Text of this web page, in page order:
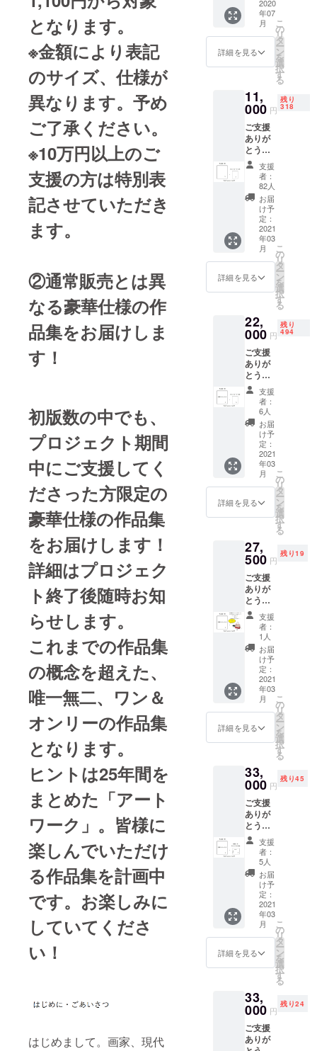
となります。
※金額により表記
のサイズ、仕様が
異なります。予め
ご了承ください。
※10万円以上のご
支援の方は特別表
記させていただき
ます。
②通常販売とは異
なる豪華仕様の作
品集をお届けしま
す！
初版数の中でも、
プロジェクト期間
中にご支援してく
ださった方限定の
豪華仕様の作品集
をお届けします！
詳細はプロジェク
ト終了後随時お知
らせします。
これまでの作品集
の概念を超えた、
唯一無二、ワン＆
オンリーの作品集
となります。
ヒントは25年間を
まとめた「アート
ワーク」。皆様に
楽しんでいただけ
る作品集を計画中
です。お楽しみに
していてくださ
い！
はじめまして。画家、現代
プロジェク
ト」により
原画作品が3
年の期間に
作品が購入
される。
2014年、ひ
よこ本舗100
周年記念と
して新しく
誕生したブ
ランド
DAMOUR」
の全パッ
ケージのデ
ザインの元
となる
トに抜擢。
2015年、言
葉とゲシュ
タルト崩壊
をテーマに
した「New
Language,
Communicati
on」を発
表。
初の作品集
「New
Communicati
on（Wooly
Arts）」を出
2017年、初
ニューヨー
クブルック
リンでの展
示「wooly in
メイン作家
同年、福岡
六本松蔦屋
書店のグラ
ンドオープ
ン記念とし
てのアー
ティストと
して抜擢、
個展「THE
VERY END
OF DAWN」
を開催。
展示のたび
なコンセプ
トやステイ
トメントを
展開させて
す。
1セット
にして
お贈り
させて
いただ
きま
す。 田
の絵が
ポスト
カード
になっ
て5種類
お贈り
しま
す。
（絵柄
はお選
びいた
だけま
せん）
※ご支援
額には
消費税
と送料
す。
2020
年07
月
詳細を見る
こ
の
リ
タ
ー
ン
を
選
択
す
る
11,
000 円
残り
318
ご支援
ありが
とうご
ざいま
す。 今
回製作
する作
品集1冊
＋御礼
のポス
トカー
ド（田
代敏朗
の絵ハ
ガキ）1
枚 をお
せてい
ただき
ます。
※ご支援
額には
消費税
と送料
が含ま
れてお
りま
す。
支援
者：
82人
お届
け予
定：
2021
年03
月
詳細を見る
こ
の
リ
タ
ー
ン
を
選
択
す
る
22,
000 円
残り
494
ご支援
ありが
とうご
ざいま
す。 今
回製作
する作
品集1冊
（直筆
サイン
入り）
＋ 御礼
のポス
トカー
ド5種類
1セット
りしま
す。
（絵柄
はお選
びいた
だけま
せん）
※ご支援
額に
は、消
費税と
送料が
含まれ
ており
ます。
支援
者：
6人
お届
け予
定：
2021
年03
月
詳細を見る
こ
の
リ
タ
ー
ン
を
選
択
す
る
27,
500 円
残り19
ご支援
ありが
とうご
ざいま
す。 今
回製作
する作
品集1冊
（直筆
サイン
入り）
＋ 田代
敏朗が
パッ
ケージ
デザイ
がけた
名家ひ
よ子の
新ブラ
ンド
「ドゥ
・ダ
ムー
ル」5種
類１
セット
＋ ポス
トカー
ド1枚を
お送り
しま
す。 サ
感にバ
ターの
風味が
香るサ
ブレー
支援
者：
1人
お届
け予
定：
2021
年03
月
詳細を見る
こ
の
リ
タ
ー
ン
を
選
択
す
る
33,
000 円
残り45
ご支援
ありが
とうご
ざいま
す。 今
回製作
する作
品集1冊
（直筆
サイン
入り）
＋キャ
ンドル
の絵
（原
画）＋
ポスト
カード1
枚をお
贈りし
ます。
支援
者：
5人
お届
け予
定：
2021
年03
月
詳細を見る
こ
の
リ
タ
ー
ン
を
選
択
す
る
33,
000 円
残り24
ご支援
ありが